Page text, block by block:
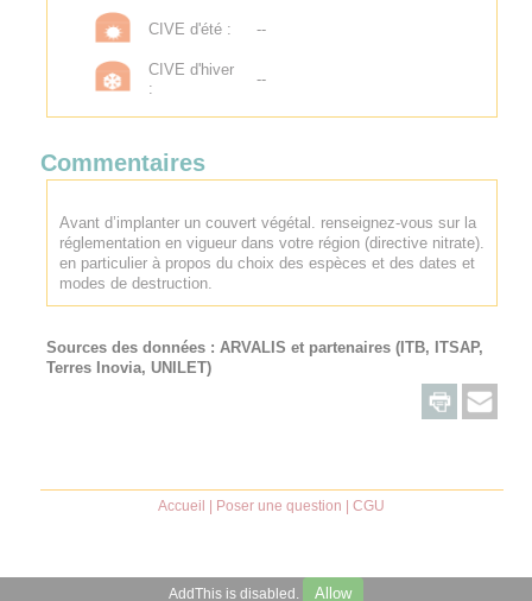
CIVE d'été : --
CIVE d'hiver
:
--
Commentaires
Avant d’implanter un couvert végétal. renseignez-vous sur la
réglementation en vigueur dans votre région (directive nitrate).
en particulier à propos du choix des espèces et des dates et
modes de destruction.
Sources des données : ARVALIS et partenaires (ITB, ITSAP,
Terres Inovia, UNILET)
Accueil | Poser une question |CGU
AddThis is disabled. Allow